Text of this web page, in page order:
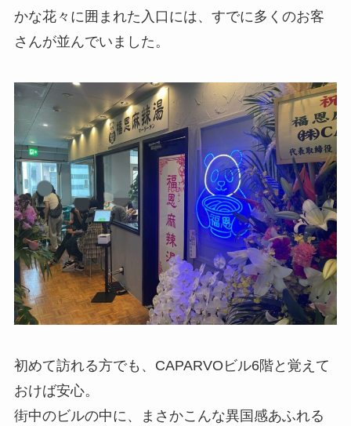
かな花々に囲まれた入口には、すでに多くのお客
さんが並んでいました。
初めて訪れる方でも、CAPARVOビル6階と覚えて
おけば安心。
街中のビルの中に、まさかこんな異国感あふれる